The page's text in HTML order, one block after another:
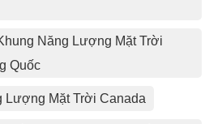
Năng Lượng Mặt Trời
Quốc
Mặt Trời Canada